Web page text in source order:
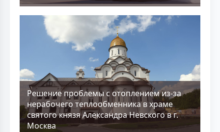
Решение проблемы с отоплением из-за
нерабочего теплообменника в храме
святого князя Александра Невского в г.
Москва